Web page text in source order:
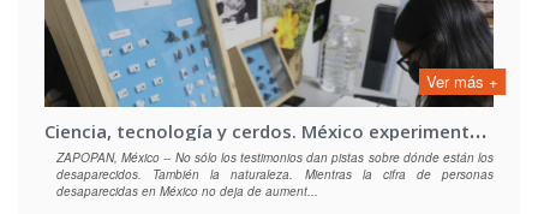
Ver más +
C
iencia, tecnología y cerdos. México experimenta nuevas formas de buscar a los desaparecidos
ZAPOPAN, México -- No sólo los testimonios dan pistas sobre dónde están los
desaparecidos. También la naturaleza. Mientras la cifra de personas
desaparecidas en México no deja de aument...